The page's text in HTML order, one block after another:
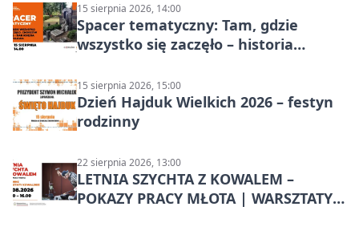
15 sierpnia 2026, 14:00
Spacer tematyczny: Tam, gdzie
wszystko się zaczęło – historia
15 sierpnia 2026, 15:00
Dzień Hajduk Wielkich 2026 – festyn
rodzinny
22 sierpnia 2026, 13:00
LETNIA SZYCHTA Z KOWALEM –
POKAZY PRACY MŁOTA | WARSZTATY